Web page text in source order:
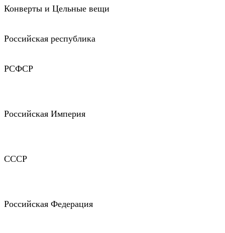
Конверты и Цельные вещи
Российская республика
РСФСР
Российская Империя
СССР
Российская Федерация